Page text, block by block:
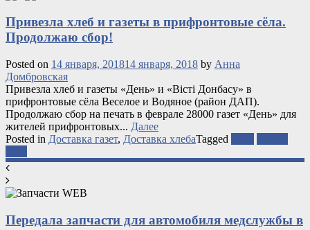
Привезла хлеб и газеты в прифронтовые сёла.
Продолжаю сбор!
Posted on 14 января, 201814 января, 2018 by Анна
Домбровская
Привезла хлеб и газеты «День» и «Вісті Донбасу» в
прифронтовые сёла Веселое и Водяное (район ДАП).
Продолжаю сбор на печать в феврале 28000 газет «День» для
жителей прифронтовых... Далее
Posted in Доставка газет, Доставка хлебаTagged
Передала запчасти для автомобиля медслужбы в